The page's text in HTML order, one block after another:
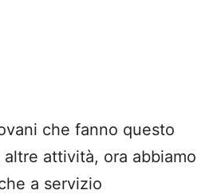
che fanno questo
attività, ora abbiamo
a servizio